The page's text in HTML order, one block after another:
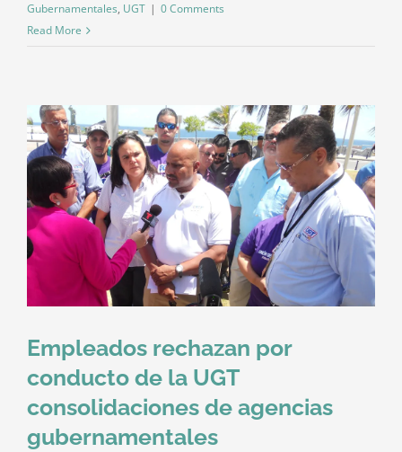
Gubernamentales, UGT | 0 Comments
Read More
Empleados rechazan por
conducto de la UGT
consolidaciones de agencias
gubernamentales